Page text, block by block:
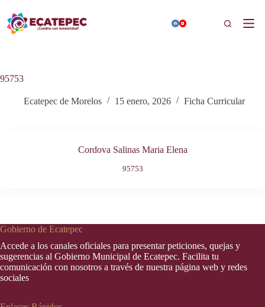
contenido
Buscar
95753
Ecatepec de Morelos 15 enero, 2026 Ficha Curricular
Cordova Salinas Maria Elena
95753
Gobierno de Ecatepec
Accede a los canales oficiales para presentar peticiones, quejas y
sugerencias al Gobierno Municipal de Ecatepec. Facilita tu
comunicación con nosotros a través de nuestra página web y redes
sociales